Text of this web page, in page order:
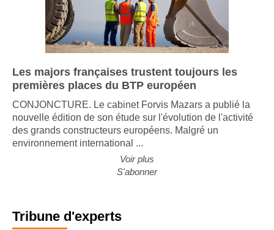
Les majors françaises trustent toujours les
premières places du BTP européen
CONJONCTURE. Le cabinet Forvis Mazars a publié la
nouvelle édition de son étude sur l'évolution de l'activité
des grands constructeurs européens. Malgré un
Voir plus
Tribune d'experts